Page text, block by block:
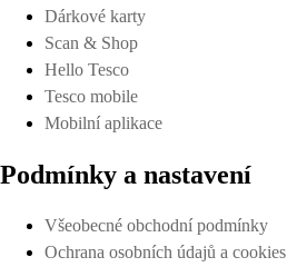
Dárkové karty
Scan & Shop
Hello Tesco
Tesco mobile
Mobilní aplikace
Podmínky a nastavení
Všeobecné obchodní podmínky
Ochrana osobních údajů a cookies